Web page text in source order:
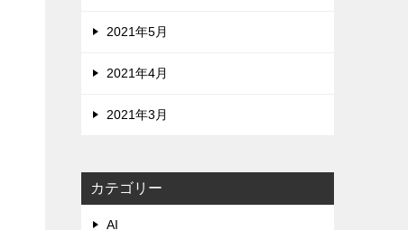
2021年5月
2021年4月
2021年3月
カテゴリー
AI